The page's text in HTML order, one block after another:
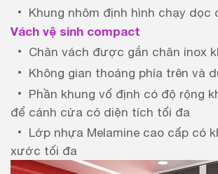
Khung nhôm định hình chạy dọc
Vách vệ sinh compact
Chân vách được gắn chân inox
Không gian thoáng phía trên và
Phần khung vố định có độ rộng
để cánh cửa có diện tích tối đa
Lớp nhựa Melamine cao cấp có
xước tối đa